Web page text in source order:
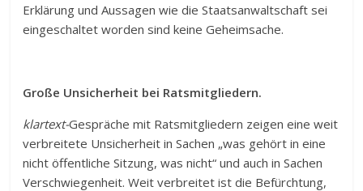
Erklärung und Aussagen wie die Staatsanwaltschaft sei
eingeschaltet worden sind keine Geheimsache.
Große Unsicherheit bei Ratsmitgliedern.
klartext-Gespräche mit Ratsmitgliedern zeigen eine weit
verbreitete Unsicherheit in Sachen „was gehört in eine
nicht öffentliche Sitzung, was nicht“ und auch in Sachen
Verschwiegenheit. Weit verbreitet ist die Befürchtung,